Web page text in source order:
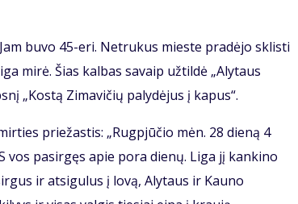
buvo 45-eri. Netrukus mieste pradėjo sklisti
mirė. Šias kalbas savaip užtildė „Alytaus
„Kostą Zimavičių palydėjus į kapus“.
priežastis: „Rugpjūčio mėn. 28 dieną 4
vos pasirgęs apie pora dienų. Liga jį kankino
ir atsigulus į lovą, Alytaus ir Kauno